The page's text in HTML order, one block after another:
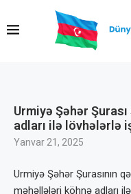
Urmiyə Şəhər
adları ilə lövhələrlə
Yanvar 21, 2025
Urmiyə Şəhər Şurasının
məhəllələri köhnə adları